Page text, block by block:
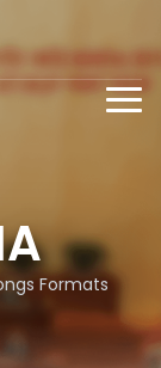
Formats